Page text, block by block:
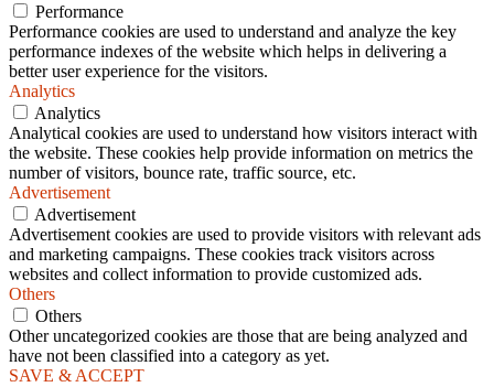
Performance
Performance cookies are used to understand and analyze the key
performance indexes of the website which helps in delivering a
better user experience for the visitors.
Analytics
Analytics
Analytical cookies are used to understand how visitors interact with
the website. These cookies help provide information on metrics the
number of visitors, bounce rate, traffic source, etc.
Advertisement
Advertisement
Advertisement cookies are used to provide visitors with relevant ads
and marketing campaigns. These cookies track visitors across
websites and collect information to provide customized ads.
Others
Others
Other uncategorized cookies are those that are being analyzed and
have not been classified into a category as yet.
SAVE & ACCEPT